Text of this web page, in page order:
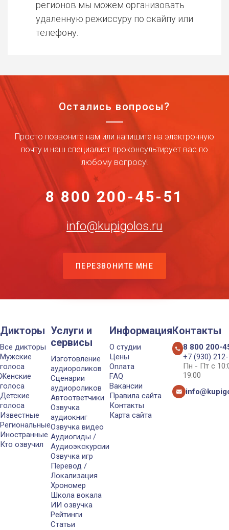
регионов мы можем организовать
удаленную режиссуру по скайпу или
телефону.
Остались вопросы?
Просто позвоните нам или напишите на электронную
почту и наш специалист проконсультирует вас по
любому вопросу!
8 800 200-45-51
info@kupigolos.ru
ПЕРЕЗВОНИТЕ МНЕ
Дикторы
Все дикторы
Мужские
голоса
Женские
голоса
Детские
голоса
Известные
Региональные
Иностранные
Кто озвучил
Услуги и
сервисы
Изготовление
аудиороликов
Сценарии
аудиороликов
Автоответчики
Озвучка
аудиокниг
Озвучка видео
Аудиогиды /
Аудиоэкскурсии
Озвучка игр
Перевод /
Локализация
Хрономер
Школа вокала
ИИ озвучка
Рейтинги
Статьи
Информация
О студии
Цены
Оплата
FAQ
Вакансии
Правила сайта
Контакты
Карта сайта
Контакты
8 800 200-
+7 (930)
Пн - Пт с
19:00